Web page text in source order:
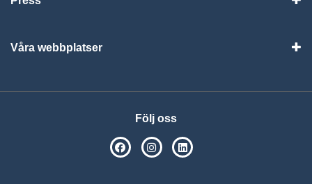
Våra webbplatser
Följ oss
SPSM på Facebook
SPSM på Instagram